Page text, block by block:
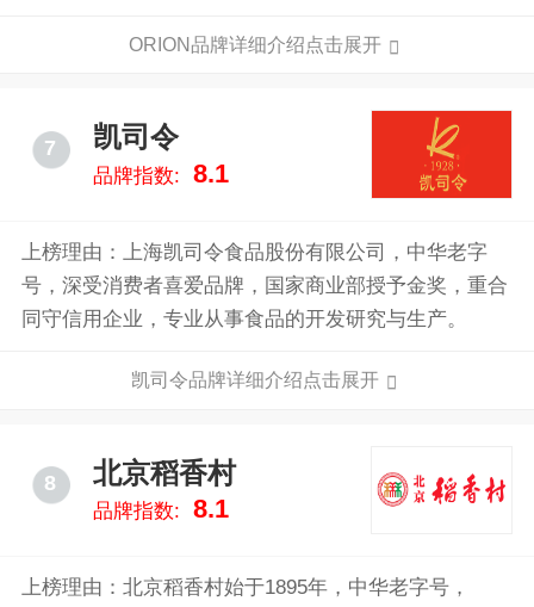
妻感情，增加性福体验。
ORION品牌详细介绍点击展开
7 凯司令
品牌指数: 8.1
上榜理由：上海凯司令食品股份有限公司，中华老字
号，深受消费者喜爱品牌，国家商业部授予金奖，重合
同守信用企业，专业从事食品的开发研究与生产。
凯司令品牌详细介绍点击展开
8 北京稻香村
品牌指数: 8.1
上榜理由：北京稻香村始于1895年，中华老字号，